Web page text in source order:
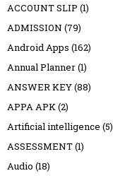
ACCOUNT SLIP (1)
ADMISSION (79)
Android Apps (162)
Annual Planner(1)
ANSWER KEY(88)
APPA APK(2)
Artificial intelligence (5)
ASSESSMENT(1)
Audio (18)